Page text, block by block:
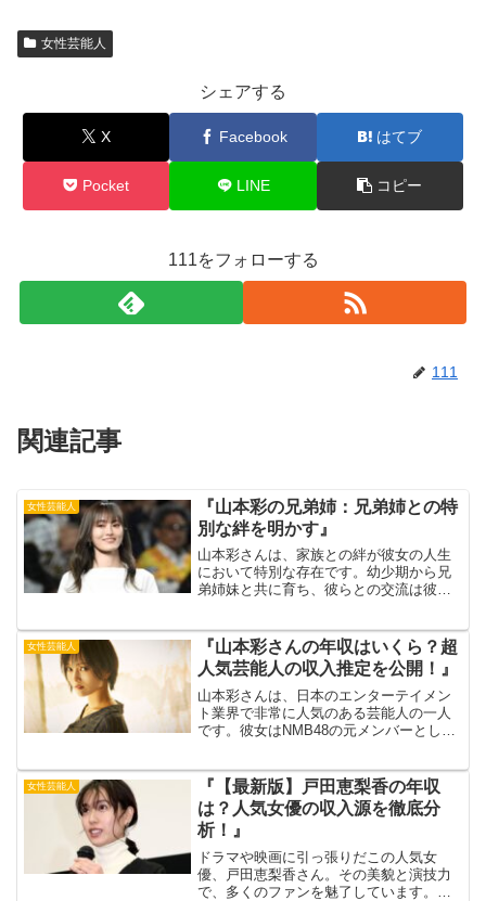
女性芸能人
シェアする
X Facebook はてブ
Pocket LINE コピー
111をフォローする
111
関連記事
女性芸能人
『山本彩の兄弟姉：兄弟姉との特
別な絆を明かす』
山本彩さんは、家族との絆が彼女の人生
において特別な存在です。幼少期から兄
弟姉妹と共に育ち、彼らとの交流は彼女
涙の数々の思い出が詰まっています。出
典元：アーリータイムこの...
女性芸能人
『山本彩さんの年収はいくら？超
人気芸能人の収入推定を公開！』
山本彩さんは、日本のエンターテイメン
ト業界で非常に人気のある芸能人の一人
です。彼女はNMB48の元メンバーとして
ananweb一般的に、芸能人の年収は多く
の人々が興味を持つ...
女性芸能人
『【最新版】戸田恵梨香の年収
は？人気女優の収入源を徹底分
析！』
ドラマや映画に引っ張りだこの人気女
優、戸田恵梨香さん。その美貌と演技力
で、多くのファンを魅了しています。今